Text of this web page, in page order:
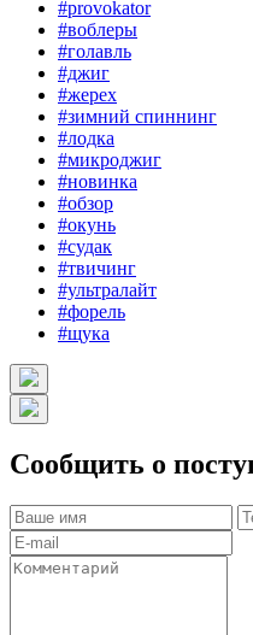
#provokator
#воблеры
#голавль
#джиг
#жерех
#зимний спиннинг
#лодка
#микроджиг
#новинка
#обзор
#окунь
#судак
#твичинг
#ультралайт
#форель
#щука
Сообщить о